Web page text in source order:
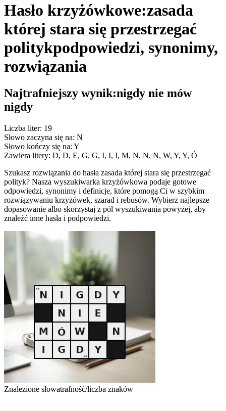
Hasło krzyżówkowe:zasada
której stara się przestrzegać
politykpodpowiedzi, synonimy,
rozwiązania
Najtrafniejszy wynik:nigdy nie mów
nigdy
Liczba liter: 19
Słowo zaczyna się na: N
Słowo kończy się na: Y
Zawiera litery: D, D, E, G, G, I, I, I, M, N, N, N, W, Y, Y, Ó
Szukasz rozwiązania do hasła zasada której stara się przestrzegać
polityk? Nasza wyszukiwarka krzyżówkowa podaje gotowe
odpowiedzi, synonimy i definicje, które pomogą Ci w szybkim
rozwiązywaniu krzyżówek, szarad i rebusów. Wybierz najlepsze
dopasowanie albo skorzystaj z pól wyszukiwania powyżej, aby
znaleźć inne hasła i podpowiedzi.
Znalezione słowatrafność/liczba znaków